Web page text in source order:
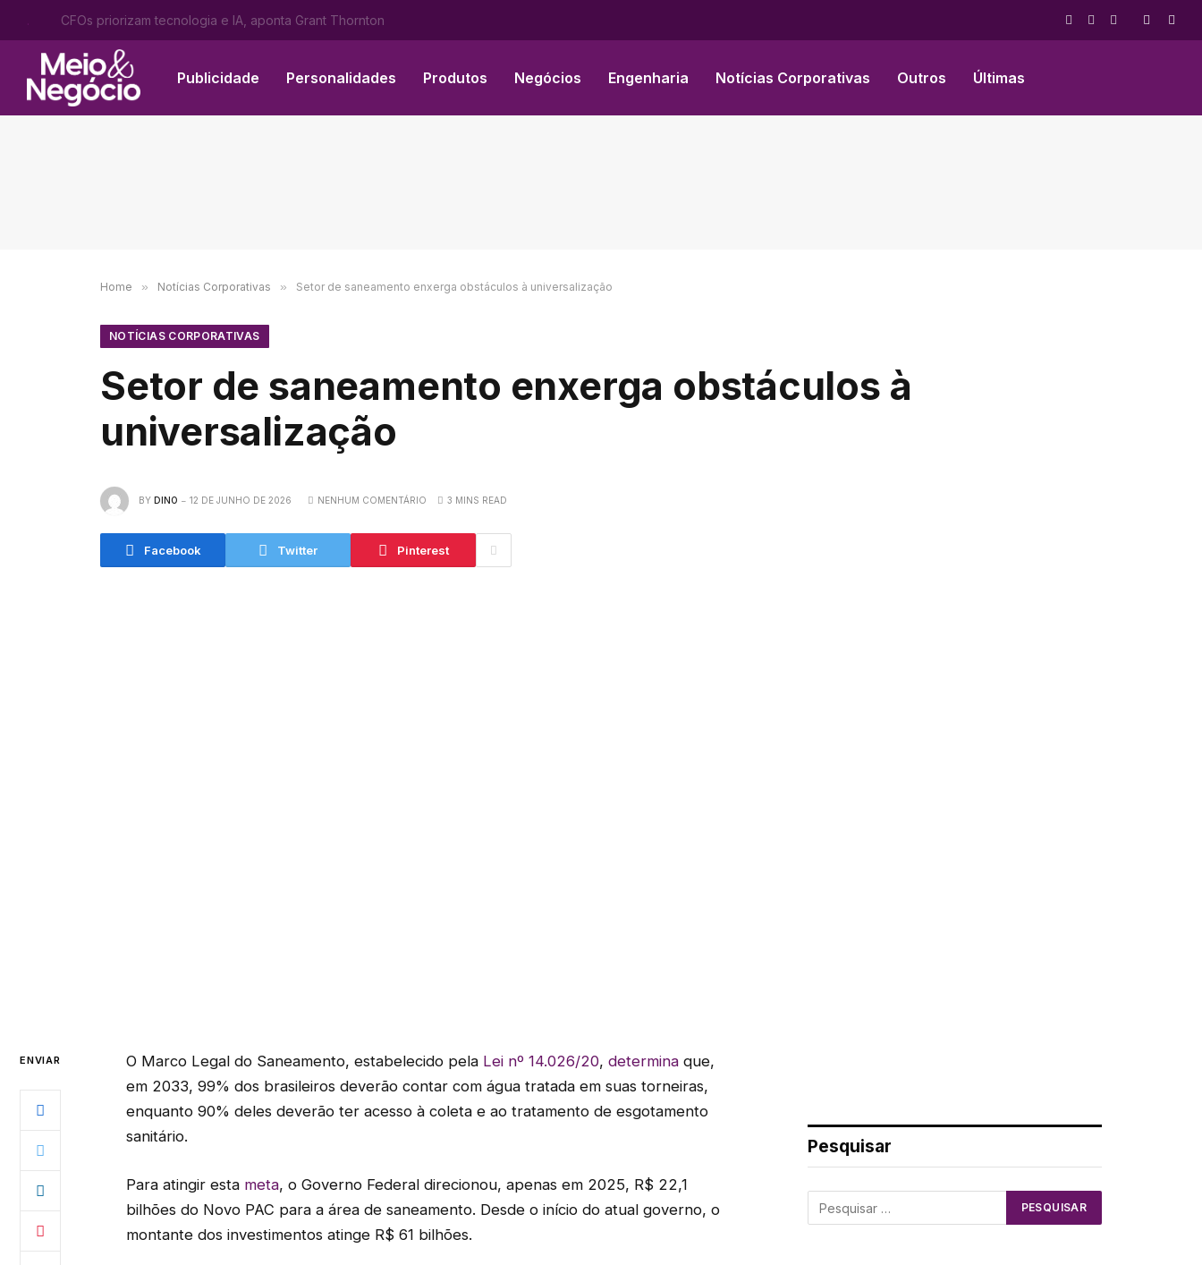
. CFOs priorizam tecnologia e IA, aponta Grant Thornton
Facebook
X
Instagram
Publicidade Personalidades Produtos Negócios Engenharia Notícias Corporativas Outros Últimas
Home » Notícias Corporativas » Setor de saneamento enxerga obstáculos à universalização
NOTÍCIAS CORPORATIVAS
Setor de saneamento enxerga obstáculos à
universalização
BY DINO 12 DE JUNHO DE 2026 NENHUM COMENTÁRIO 3 MINS READ
Facebook Twitter Pinterest
ENVIAR O Marco Legal do Saneamento, estabelecido pela Lei nº 14.026/20, determinaque,
em 2033, 99% dos brasileiros deverão contar com água tratada em suas torneiras,
enquanto 90% deles deverão ter acesso à coleta e ao tratamento de esgotamento
sanitário.
Para atingir esta meta, o Governo Federal direcionou, apenas em 2025, R$ 22,1
bilhões do Novo PAC para a área de saneamento. Desde o início do atual governo, o
montante dos investimentos atinge R$ 61 bilhões.
Pesquisar